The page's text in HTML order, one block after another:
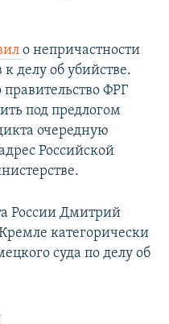
о непричастности
делу об убийстве.
ФРГ
под предлогом
очередную
Российской
России Дмитрий
категорически
суда по делу об